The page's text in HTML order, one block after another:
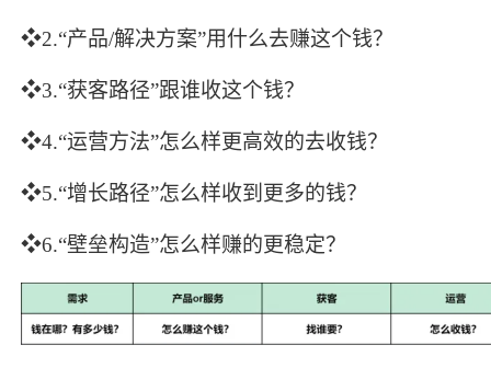
❖2.“产品/解决方案”用什么去赚这个钱？
❖3.“获客路径”跟谁收这个钱？
❖4.“运营方法”怎么样更高效的去收钱？
❖5.“增长路径”怎么样收到更多的钱？
❖6.“壁垒构造”怎么样赚的更稳定？